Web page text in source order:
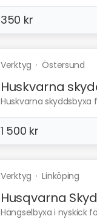
350 kr
Verktyg ·Östersund
Huskvarna
Huskvarna skyddsbyxa
1 500 kr
Verktyg ·Linköping
Husqvarna
Hängselbyxa i nyskick